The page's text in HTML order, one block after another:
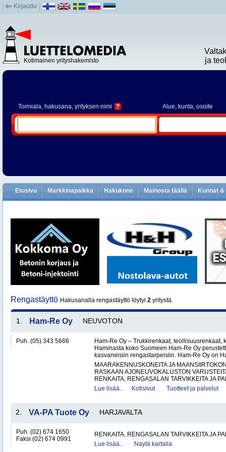
Kirjaudu
Kotimainen yrityshakemisto
ja
Toimiala, hakusana, yrityksen nimi ? Alue, kunta, osoite
Etusivu Markkinapaikka Hakukone Mainosta täällä Kunnat
Rengastäyttö Hakusanalla rengastäyttö löytyi 2 yritystä.
1. Ham-Re Oy NEUVOTON
Puh. (05) 343 5666
Ham-Re Oy – Trukkirenkaat, teollisuusrenkaat,
Haminasta koko Suomeen Ham-Re Oy
kasvaneisiin rengastarpeisiin. Ham-Re Oy on
MAARAKENNUSKONEITA JA
RASKAAN AJONEUVOKALUSTON
RENKAITA, RENGASALAN TARVIKKEITA JA
Lue lisää..
Kotisivut Tuotteet ja palvelut
2. VA-PA Tuote Oy HARJAVALTA
Puh. (02) 674 1650
Faksi (02) 674 0991
RENKAITA, RENGASALAN TARVIKKEITA JA
Lue lisää..
Näytä kartalla